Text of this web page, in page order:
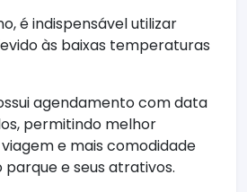
é indispensável utilizar
às baixas temperaturas
agendamento com data
permitindo melhor
e mais comodidade
e seus atrativos.